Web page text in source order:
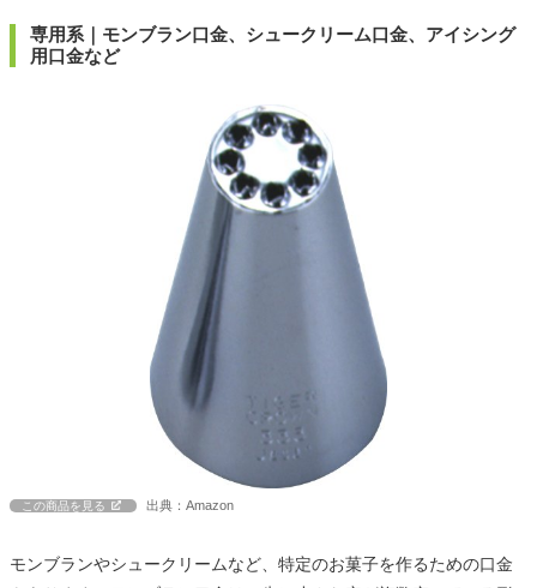
専用系｜モンブラン口金、シュークリーム口金、アイシング
用口金など
この商品を見る 出典：Amazon
モンブランやシュークリームなど、特定のお菓子を作るための口金